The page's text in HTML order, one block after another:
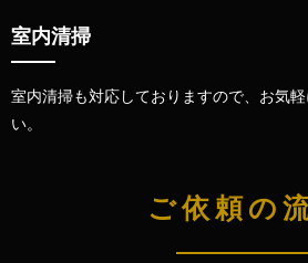
室内清掃
室内清掃も対応しておりますので、お気
い。
ご依頼の